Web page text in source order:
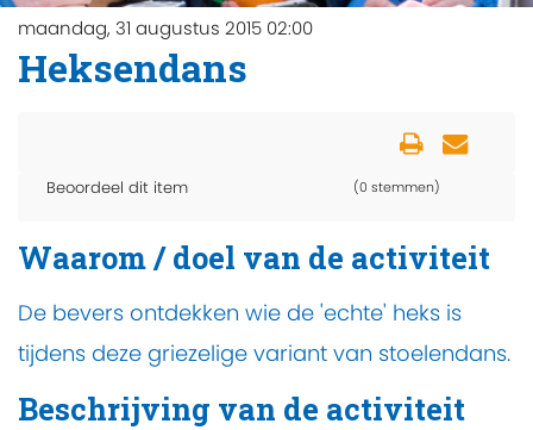
maandag, 31 augustus 2015 02:00
Heksendans
Beoordeel dit item (0 stemmen)
Waarom / doel van de activiteit
De bevers ontdekken wie de 'echte' heks is
tijdens deze griezelige variant van stoelendans.
Beschrijving van de activiteit